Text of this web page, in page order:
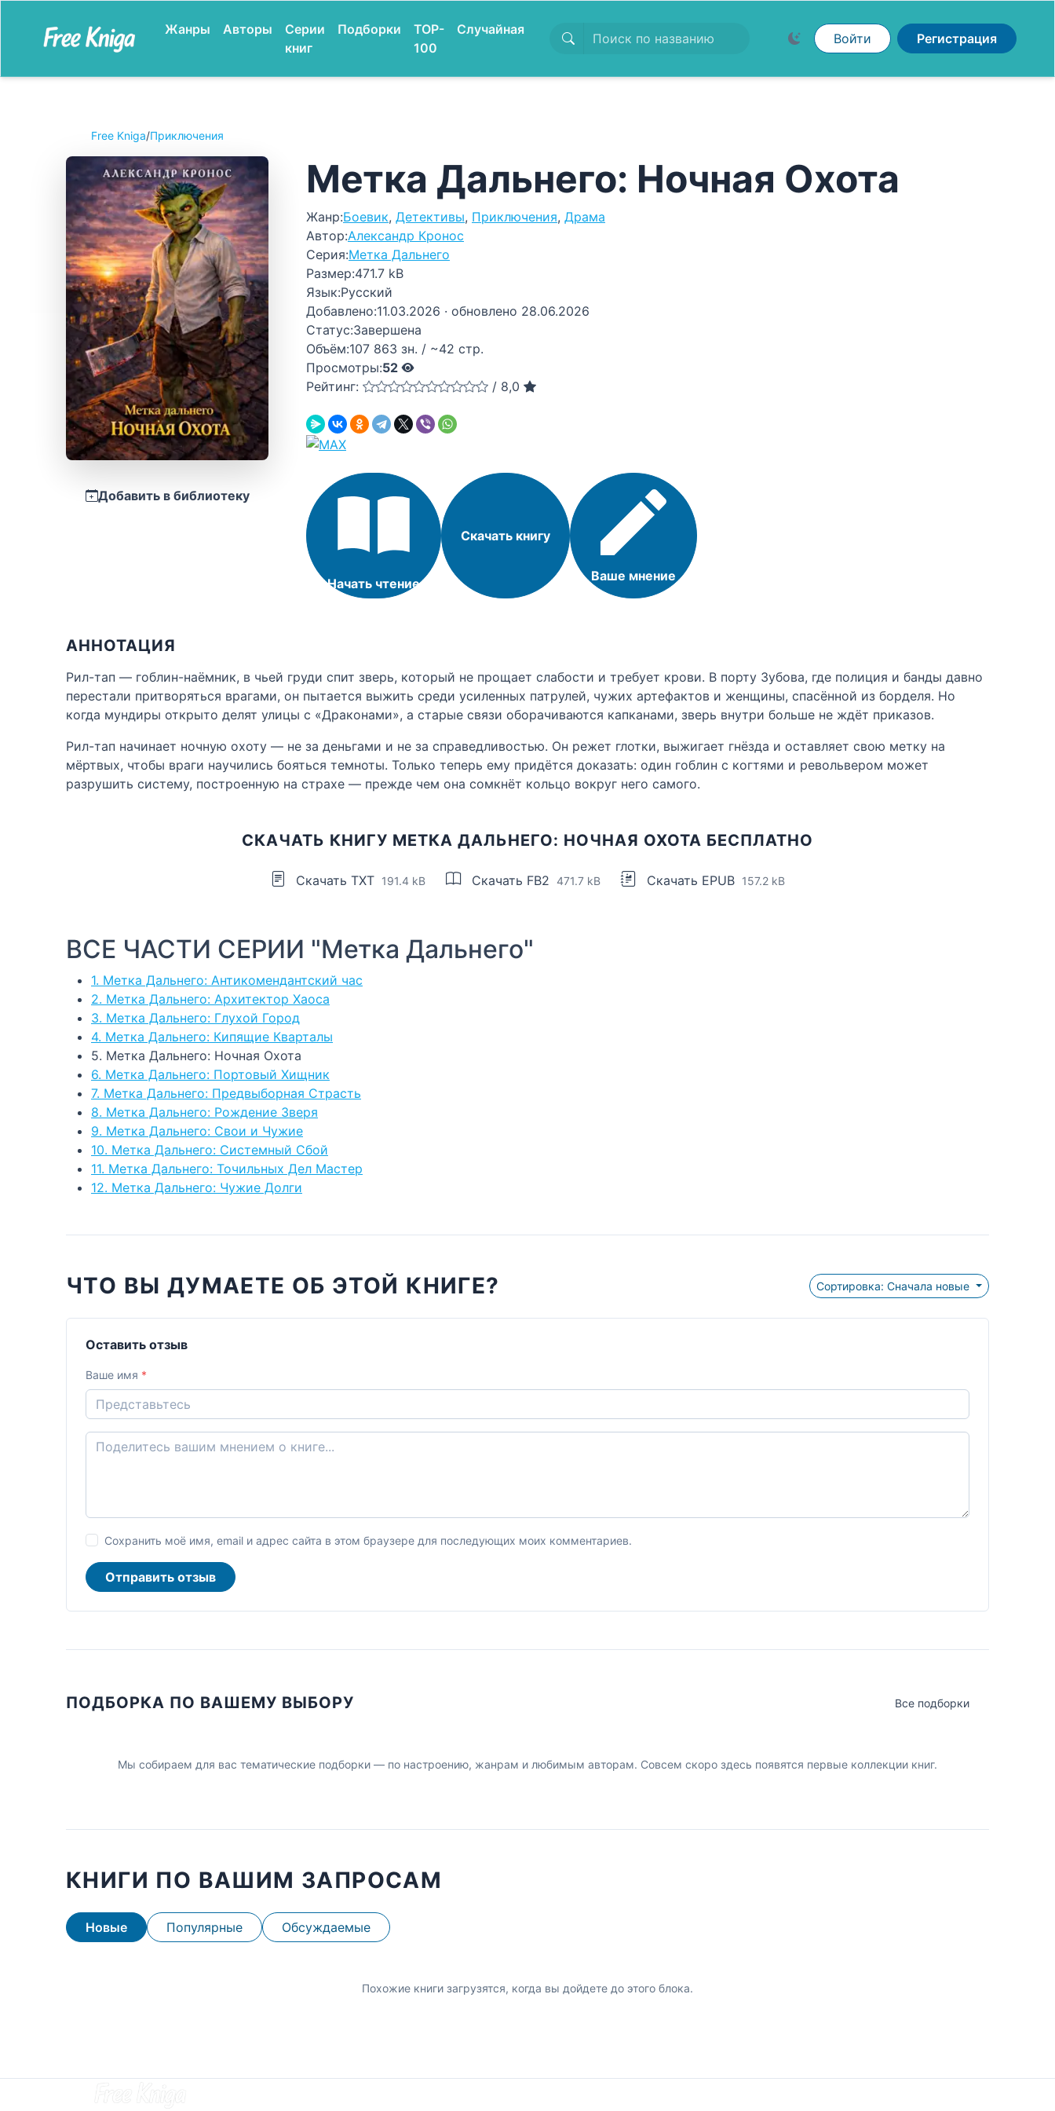
Жанры Авторы
Серии
книг
Подборки
TOP-
100
Случайная
Войти Регистрация
Free Kniga/Приключения
Добавить в библиотеку
Метка Дальнего: Ночная Охота
Жанр:Боевик, Детективы, Приключения, Драма
Автор:Александр Кронос
Серия:Метка Дальнего
Размер:471.7 kB
Язык:Русский
Добавлено:11.03.2026 · обновлено 28.06.2026
Статус:Завершена
Объём:107 863 зн. / ~42 стр.
Просмотры:52
Рейтинг:
/ 8,0
Начать чтение
Скачать книгу
Ваше мнение
АННОТАЦИЯ
Рил-тап — гоблин-наёмник, в чьей груди спит зверь, который не прощает слабости и требует крови. В порту Зубова, где полиция и банды давно
перестали притворяться врагами, он пытается выжить среди усиленных патрулей, чужих артефактов и женщины, спасённой из борделя. Но
когда мундиры открыто делят улицы с «Драконами», а старые связи оборачиваются капканами, зверь внутри больше не ждёт приказов.
Рил-тап начинает ночную охоту — не за деньгами и не за справедливостью. Он режет глотки, выжигает гнёзда и оставляет свою метку на
мёртвых, чтобы враги научились бояться темноты. Только теперь ему придётся доказать: один гоблин с когтями и револьвером может
разрушить систему, построенную на страхе — прежде чем она сомкнёт кольцо вокруг него самого.
СКАЧАТЬ КНИГУ МЕТКА ДАЛЬНЕГО: НОЧНАЯ ОХОТА БЕСПЛАТНО
Скачать TXT 191.4 kB Скачать FB2 471.7 kB Скачать EPUB 157.2 kB
ВСЕ ЧАСТИ СЕРИИ "Метка Дальнего"
1. Метка Дальнего: Антикомендантский час
2. Метка Дальнего: Архитектор Хаоса
3. Метка Дальнего: Глухой Город
4. Метка Дальнего: Кипящие Кварталы
5. Метка Дальнего: Ночная Охота
6. Метка Дальнего: Портовый Хищник
7. Метка Дальнего: Предвыборная Страсть
8. Метка Дальнего: Рождение Зверя
9. Метка Дальнего: Свои и Чужие
10. Метка Дальнего: Системный Сбой
11. Метка Дальнего: Точильных Дел Мастер
12. Метка Дальнего: Чужие Долги
ЧТО ВЫ ДУМАЕТЕ ОБ ЭТОЙ КНИГЕ? Сортировка: Сначала новые
Оставить отзыв
Ваше имя *
Сохранить моё имя, email и адрес сайта в этом браузере для последующих моих комментариев.
Отправить отзыв
ПОДБОРКА ПО ВАШЕМУ ВЫБОРУ Все подборки
Мы собираем для вас тематические подборки — по настроению, жанрам и любимым авторам. Совсем скоро здесь появятся первые коллекции книг.
КНИГИ ПО ВАШИМ ЗАПРОСАМ
Новые Популярные Обсуждаемые
Похожие книги загрузятся, когда вы дойдете до этого блока.